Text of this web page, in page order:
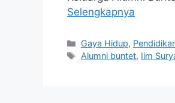
Selengkapnya
Kategori
Gaya Hidup,
Tag
Alumni buntet, Iim